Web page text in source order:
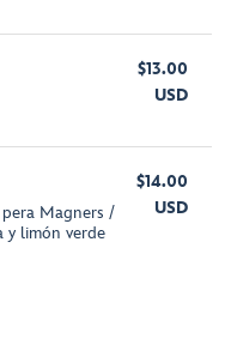
$13.00
USD
Magners /
y limón verde
$14.00
USD